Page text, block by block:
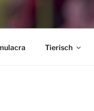
Tierisch